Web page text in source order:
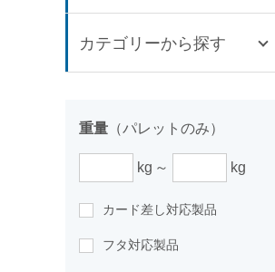
カテゴリーから探す
重量 （パレットのみ）
kg kg
カード差し対応製品
フタ対応製品